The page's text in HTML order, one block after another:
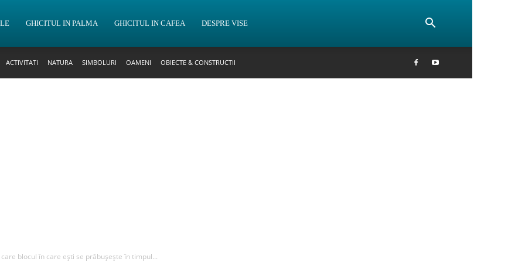
GHICITUL IN PALMA GHICITUL IN CAFEA DESPRE VISE
ACTIVITATI NATURA SIMBOLURI OAMENI OBIECTE & CONSTRUCTII
blocul în care ești se prăbușește în timpul...